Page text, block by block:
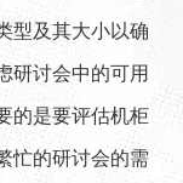
型及其大小以确
研讨会中的可用
的是要评估机柜
忙的研讨会的需